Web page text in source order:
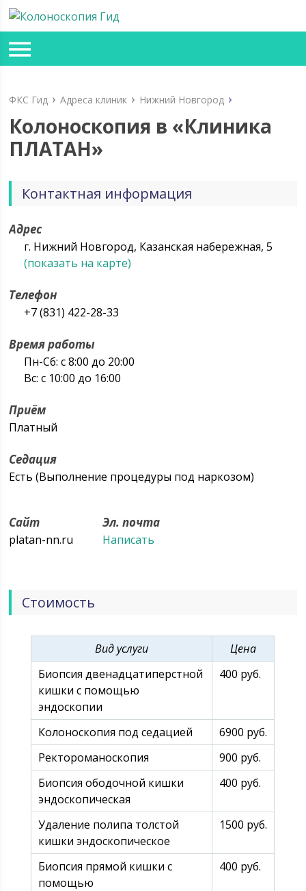
ФКС Гид Адреса клиник Нижний Новгород
Колоноскопия в «Клиника
ПЛАТАН»
Контактная информация
Адрес
г. Нижний Новгород, Казанская набережная, 5
(показать на карте)
Телефон
+7 (831) 422-28-33
Время работы
Пн-Сб: с 8:00 до 20:00
Вс: с 10:00 до 16:00
Приём
Платный
Седация
Есть (Выполнение процедуры под наркозом)
Сайт
platan-nn.ru
Эл. почта
Написать
Стоимость
Вид услуги
Цена
Биопсия двенадцатиперстной
кишки с помощью
эндоскопии
400 руб.
Колоноскопия под седацией
6900 руб.
Ректороманоскопия
900 руб.
Биопсия ободочной кишки
эндоскопическая
400 руб.
Удаление полипа толстой
кишки эндоскопическое
1500 руб.
Биопсия прямой кишки с
помощью
400 руб.